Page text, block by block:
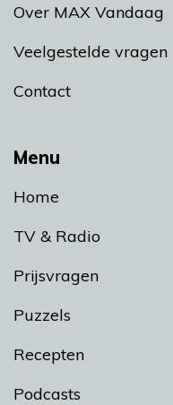
Menu
Home
TV & Radio
Prijsvragen
Puzzels
Recepten
Podcasts
Over MAX Vandaag
Veelgestelde vragen
Contact